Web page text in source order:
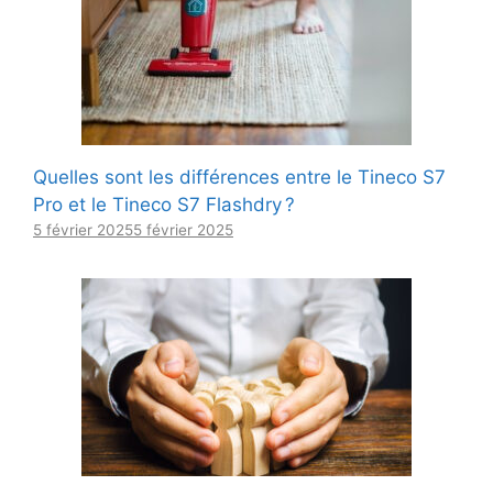
Quelles sont les différences entre le Tineco S7
Pro et le Tineco S7 Flashdry ?
5 février 20255 février 2025